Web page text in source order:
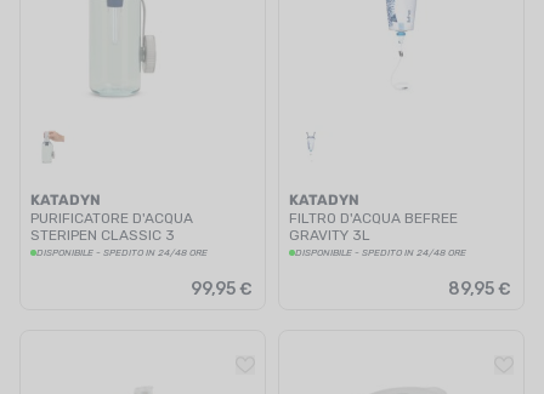
KATADYN
PURIFICATORE D'ACQUA
STERIPEN CLASSIC 3
DISPONIBILE - SPEDITO IN 24/48 ORE
99,95 €
KATADYN
FILTRO D'ACQUA BEFREE
GRAVITY 3L
DISPONIBILE - SPEDITO IN 24/48 ORE
89,95 €